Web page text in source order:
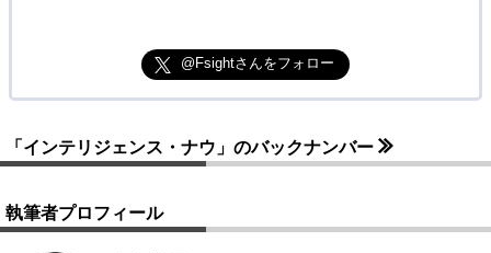
@Fsightさんをフォロー
「インテリジェンス・ナウ」のバックナンバー
執筆者プロフィール